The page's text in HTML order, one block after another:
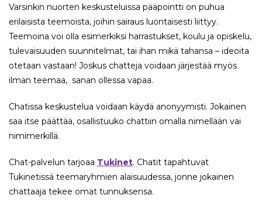
Varsinkin nuorten keskusteluissa pääpointti on puhua
erilaisista teemoista, joihin sairaus luontaisesti liittyy.
Teemoina voi olla esimerkiksi harrastukset, koulu ja opiskelu,
tulevaisuuden suunnitelmat, tai ihan mikä tahansa – ideoita
otetaan vastaan! Joskus chatteja voidaan järjestää myös
ilman teemaa, sanan ollessa vapaa.
Chatissa keskustelua voidaan käydä anonyymisti. Jokainen
saa itse päättää, osallistuuko chattiin omalla nimellään vai
nimimerkillä.
Chat-palvelun tarjoaa Tukinet. Chatit tapahtuvat
Tukinetissä teemaryhmien alaisuudessa, jonne jokainen
chattaaja tekee omat tunnuksensa.